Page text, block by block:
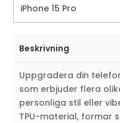
Beskrivning
Uppgradera din
som erbjuder flera
personliga stil eller
TPU-material, formar